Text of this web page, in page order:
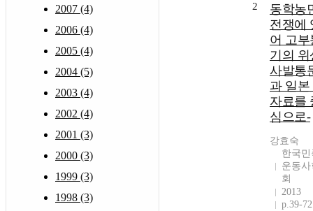
2007 (4)
2006 (4)
2005 (4)
2004 (5)
2003 (4)
2002 (4)
2001 (3)
2000 (3)
1999 (3)
1998 (3)
2
동학농
전쟁에
어 고부
기의 위
사발통
과 일본
자료를
심으로-
강효숙
한국민
운동사
회
2013
p.39-72